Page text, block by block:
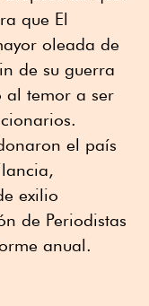
que El
oleada de
de su guerra
al temor a ser
el país
exilio
de Periodistas
anual.